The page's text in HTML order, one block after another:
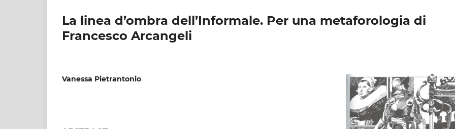
La linea d’ombra dell’Informale. Per una metaforologia di
Francesco Arcangeli
Vanessa Pietrantonio